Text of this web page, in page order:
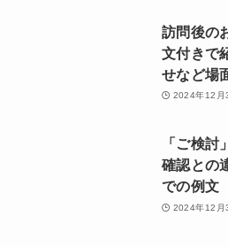
訪問後の
文付きで
せなど場
2024年12月
「ご検
確認との
での例文
2024年12月